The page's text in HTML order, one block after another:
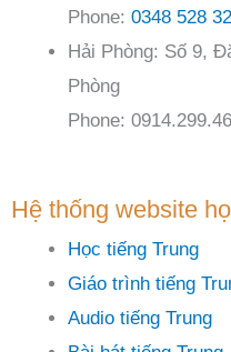
Phone: 0348 528
Hải Phòng: Số 9,
Phòng
Phone:
Hệ thống website
Học tiếng Trung
Giáo trình tiếng
Audio tiếng Trung